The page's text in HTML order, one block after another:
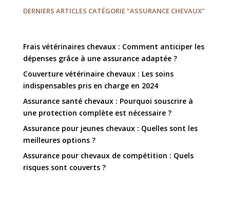
DERNIERS ARTICLES CATÉGORIE "ASSURANCE CHEVAUX"
Frais vétérinaires chevaux : Comment anticiper les
dépenses grâce à une assurance adaptée ?
Couverture vétérinaire chevaux : Les soins
indispensables pris en charge en 2024
Assurance santé chevaux : Pourquoi souscrire à
une protection complète est nécessaire ?
Assurance pour jeunes chevaux : Quelles sont les
meilleures options ?
Assurance pour chevaux de compétition : Quels
risques sont couverts ?